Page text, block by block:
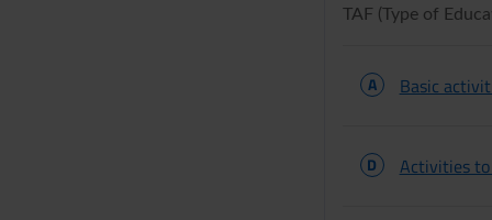
TAF (Type of
A Basic
D Activities